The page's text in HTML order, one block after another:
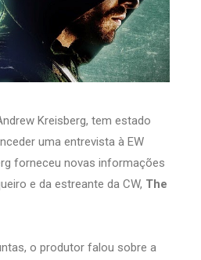
Kreisberg, tem estado
uma entrevista à EW
forneceu novas informações
e da estreante da CW, The
o produtor falou sobre a